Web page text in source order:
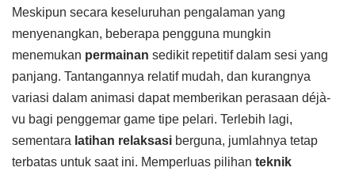
Meskipun secara keseluruhan pengalaman yang
menyenangkan, beberapa pengguna mungkin
menemukan permainan sedikit repetitif dalam sesi yang
panjang. Tantangannya relatif mudah, dan kurangnya
variasi dalam animasi dapat memberikan perasaan déjà-
vu bagi penggemar game tipe pelari. Terlebih lagi,
sementara latihan relaksasi berguna, jumlahnya tetap
terbatas untuk saat ini. Memperluas pilihan teknik